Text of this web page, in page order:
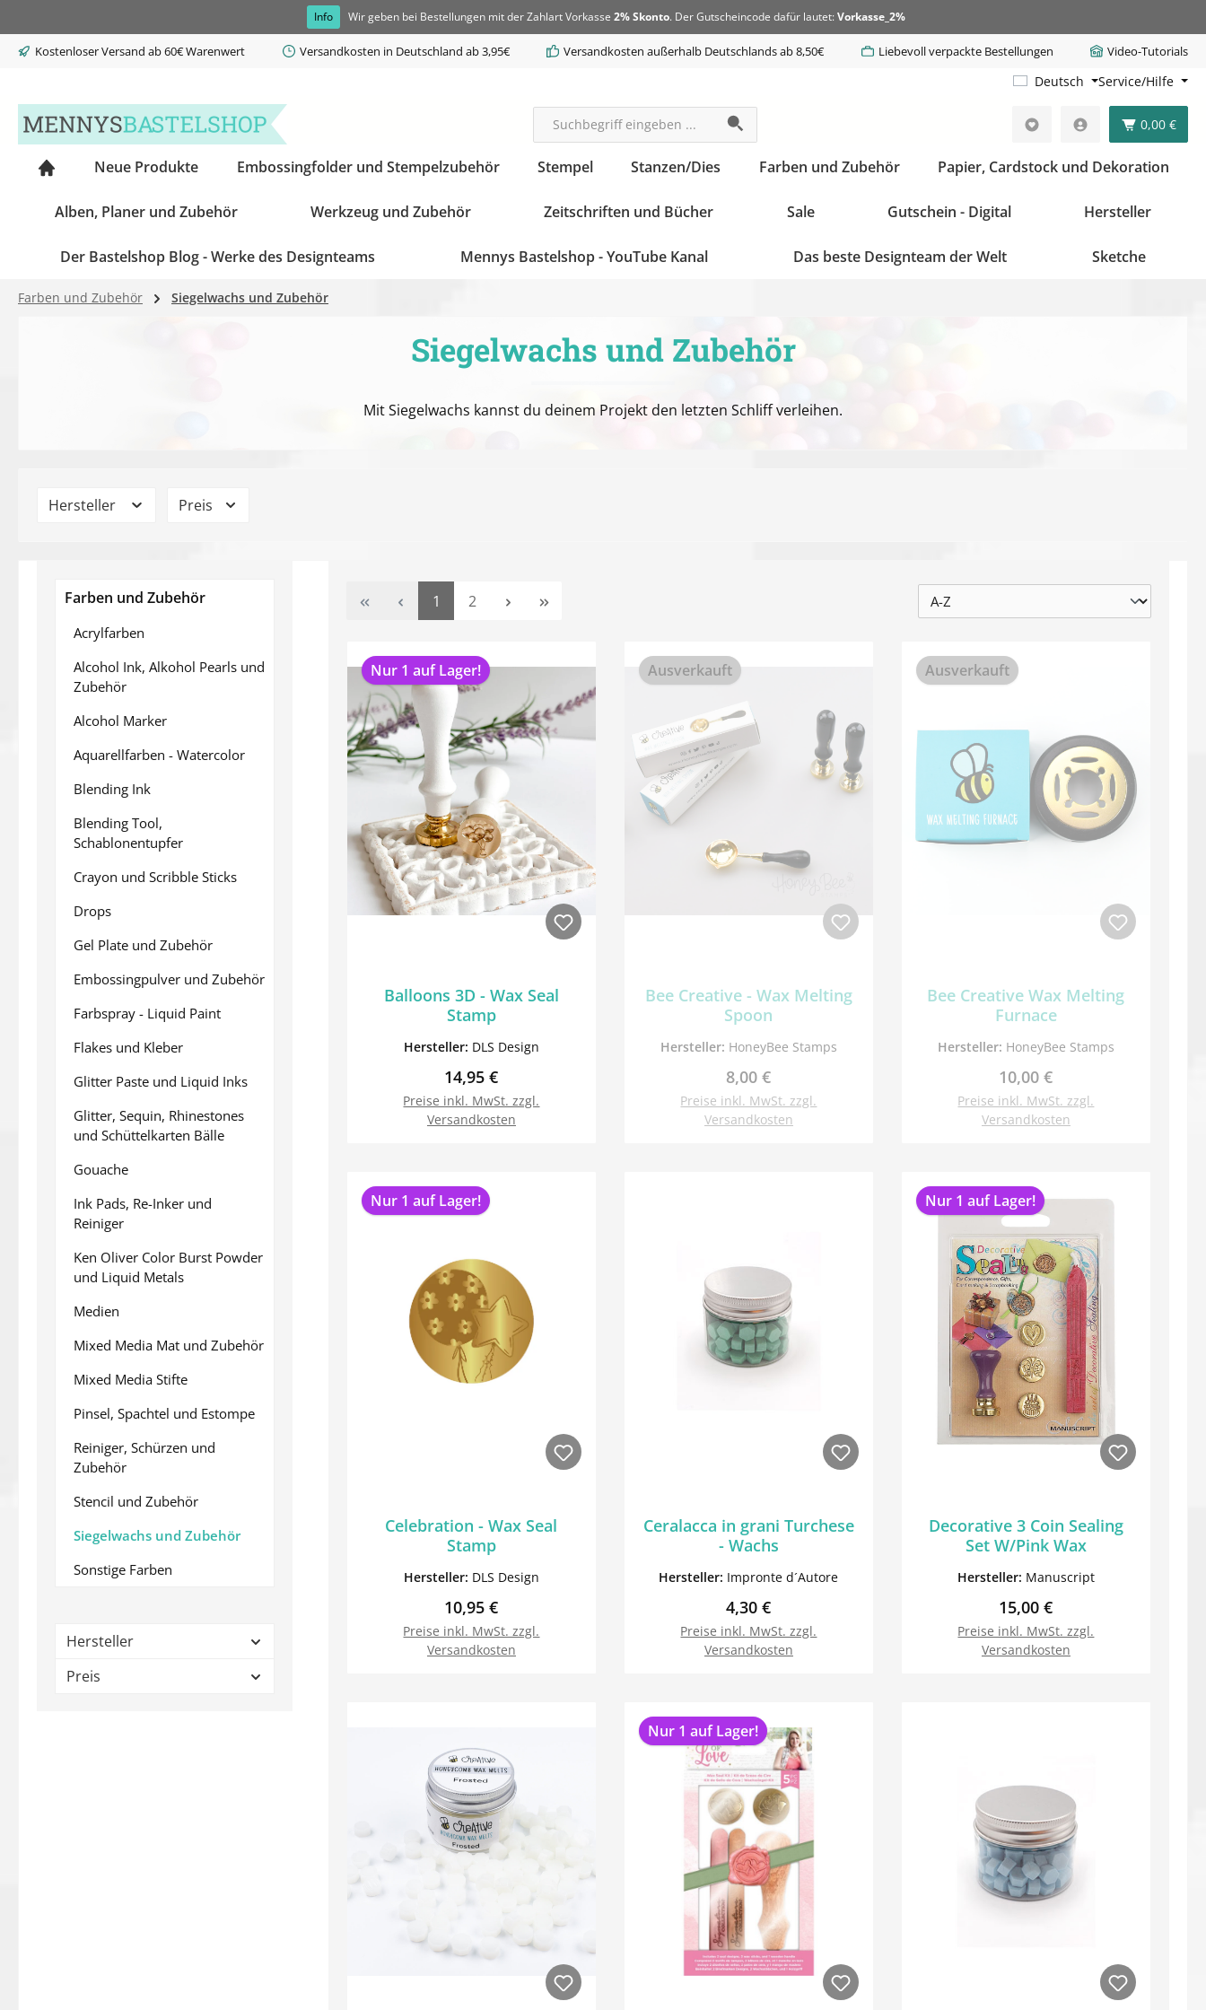
Info Wir geben bei Bestellungen mit der Zahlart Vorkasse 2% Skonto. Der Gutscheincode dafür lautet: Vorkasse_2%
Kostenloser Versand ab 60€ Warenwert Versandkosten in Deutschland ab 3,95€ Versandkosten außerhalb Deutschlands ab 8,50€ Liebevoll verpackte Bestellungen Video-Tutorials
Deutsch Service/Hilfe
0,00 €
Neue Produkte Embossingfolder und Stempelzubehör Stempel Stanzen/Dies Farben und Zubehör Papier, Cardstock und Dekoration
Alben, Planer und Zubehör Werkzeug und Zubehör Zeitschriften und Bücher Sale Gutschein - Digital Hersteller
Der Bastelshop Blog - Werke des Designteams Mennys Bastelshop - YouTube Kanal Das beste Designteam der Welt Sketche
Farben und Zubehör Siegelwachs und Zubehör
Siegelwachs und Zubehör
Mit Siegelwachs kannst du deinem Projekt den letzten Schliff verleihen.
Hersteller Preis
Farben und Zubehör
Acrylfarben
Alcohol Ink, Alkohol Pearls und
Zubehör
Alcohol Marker
Aquarellfarben - Watercolor
Blending Ink
Blending Tool,
Schablonentupfer
Crayon und Scribble Sticks
Drops
Gel Plate und Zubehör
Embossingpulver und Zubehör
Farbspray - Liquid Paint
Flakes und Kleber
Glitter Paste und Liquid Inks
Glitter, Sequin, Rhinestones
und Schüttelkarten Bälle
Gouache
Ink Pads, Re-Inker und
Reiniger
Ken Oliver Color Burst Powder
und Liquid Metals
Medien
Mixed Media Mat und Zubehör
Mixed Media Stifte
Pinsel, Spachtel und Estompe
Reiniger, Schürzen und
Zubehör
Stencil und Zubehör
Siegelwachs und Zubehör
Sonstige Farben
Hersteller
Preis
Seite
1 Seite
2
Nur 1 auf Lager!
Balloons 3D - Wax Seal
Stamp
Hersteller: DLS Design
Regulärer Preis:
14,95 €
Preise inkl. MwSt. zzgl.
Versandkosten
Ausverkauft
Bee Creative - Wax Melting
Spoon
Hersteller: HoneyBee Stamps
Regulärer Preis:
8,00 €
Preise inkl. MwSt. zzgl.
Versandkosten
Ausverkauft
Bee Creative Wax Melting
Furnace
Hersteller: HoneyBee Stamps
Regulärer Preis:
10,00 €
Preise inkl. MwSt. zzgl.
Versandkosten
Nur 1 auf Lager!
Celebration - Wax Seal
Stamp
Hersteller: DLS Design
Regulärer Preis:
10,95 €
Preise inkl. MwSt. zzgl.
Versandkosten
Ceralacca in grani Turchese
- Wachs
Hersteller: Impronte d´Autore
Regulärer Preis:
4,30 €
Preise inkl. MwSt. zzgl.
Versandkosten
Nur 1 auf Lager!
Decorative 3 Coin Sealing
Set W/Pink Wax
Hersteller: Manuscript
Regulärer Preis:
15,00 €
Preise inkl. MwSt. zzgl.
Versandkosten
Nur 1 auf Lager!